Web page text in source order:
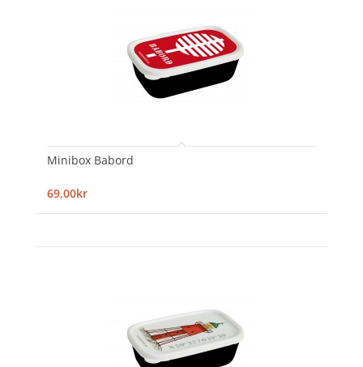
Minibox Babord
69,00kr